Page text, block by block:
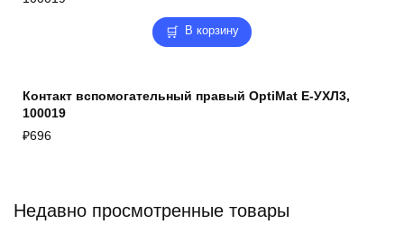
В корзину
Контакт вспомогательный правый OptiMat E-УХЛ3,
100019
₽696
Недавно просмотренные товары